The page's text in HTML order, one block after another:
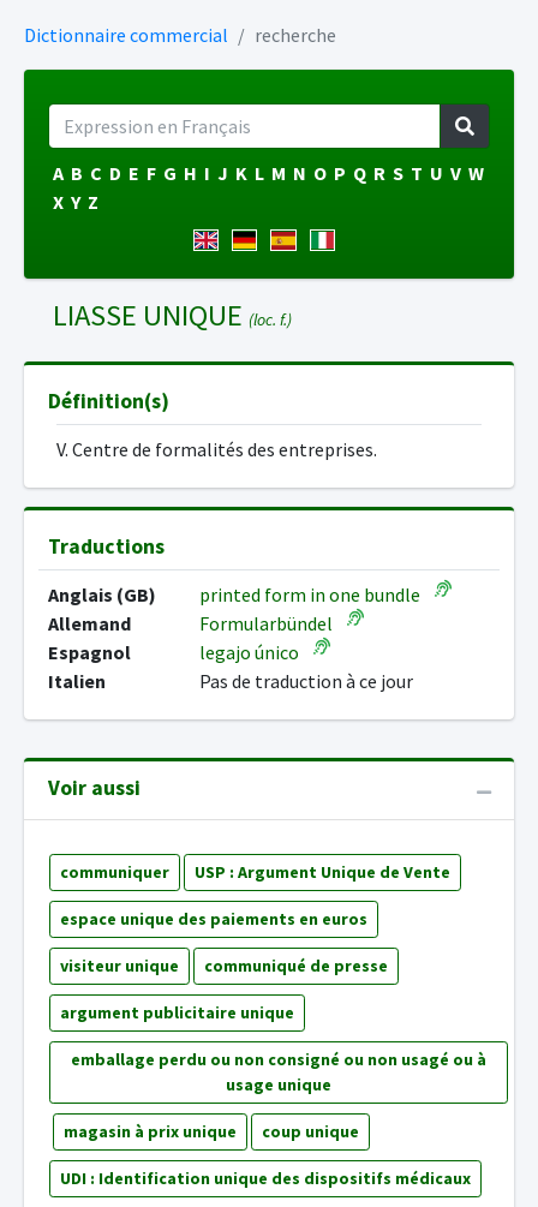
Dictionnaire commercial recherche
A B C D E F G H I J K L M N O P Q R S T U V W
X Y Z
LIASSE UNIQUE (loc. f.)
Définition(s)
V. Centre de formalités des entreprises.
Traductions
Anglais (GB)
printed form in one bundle
Allemand
Formularbündel
Espagnol
legajo único
Italien
Pas de traduction à ce jour
Voir aussi
communiquer USP : Argument Unique de Vente
espace unique des paiements en euros
visiteur unique communiqué de presse
argument publicitaire unique
emballage perdu ou non consigné ou non usagé ou à
usage unique
magasin à prix unique coup unique
UDI : Identification unique des dispositifs médicaux